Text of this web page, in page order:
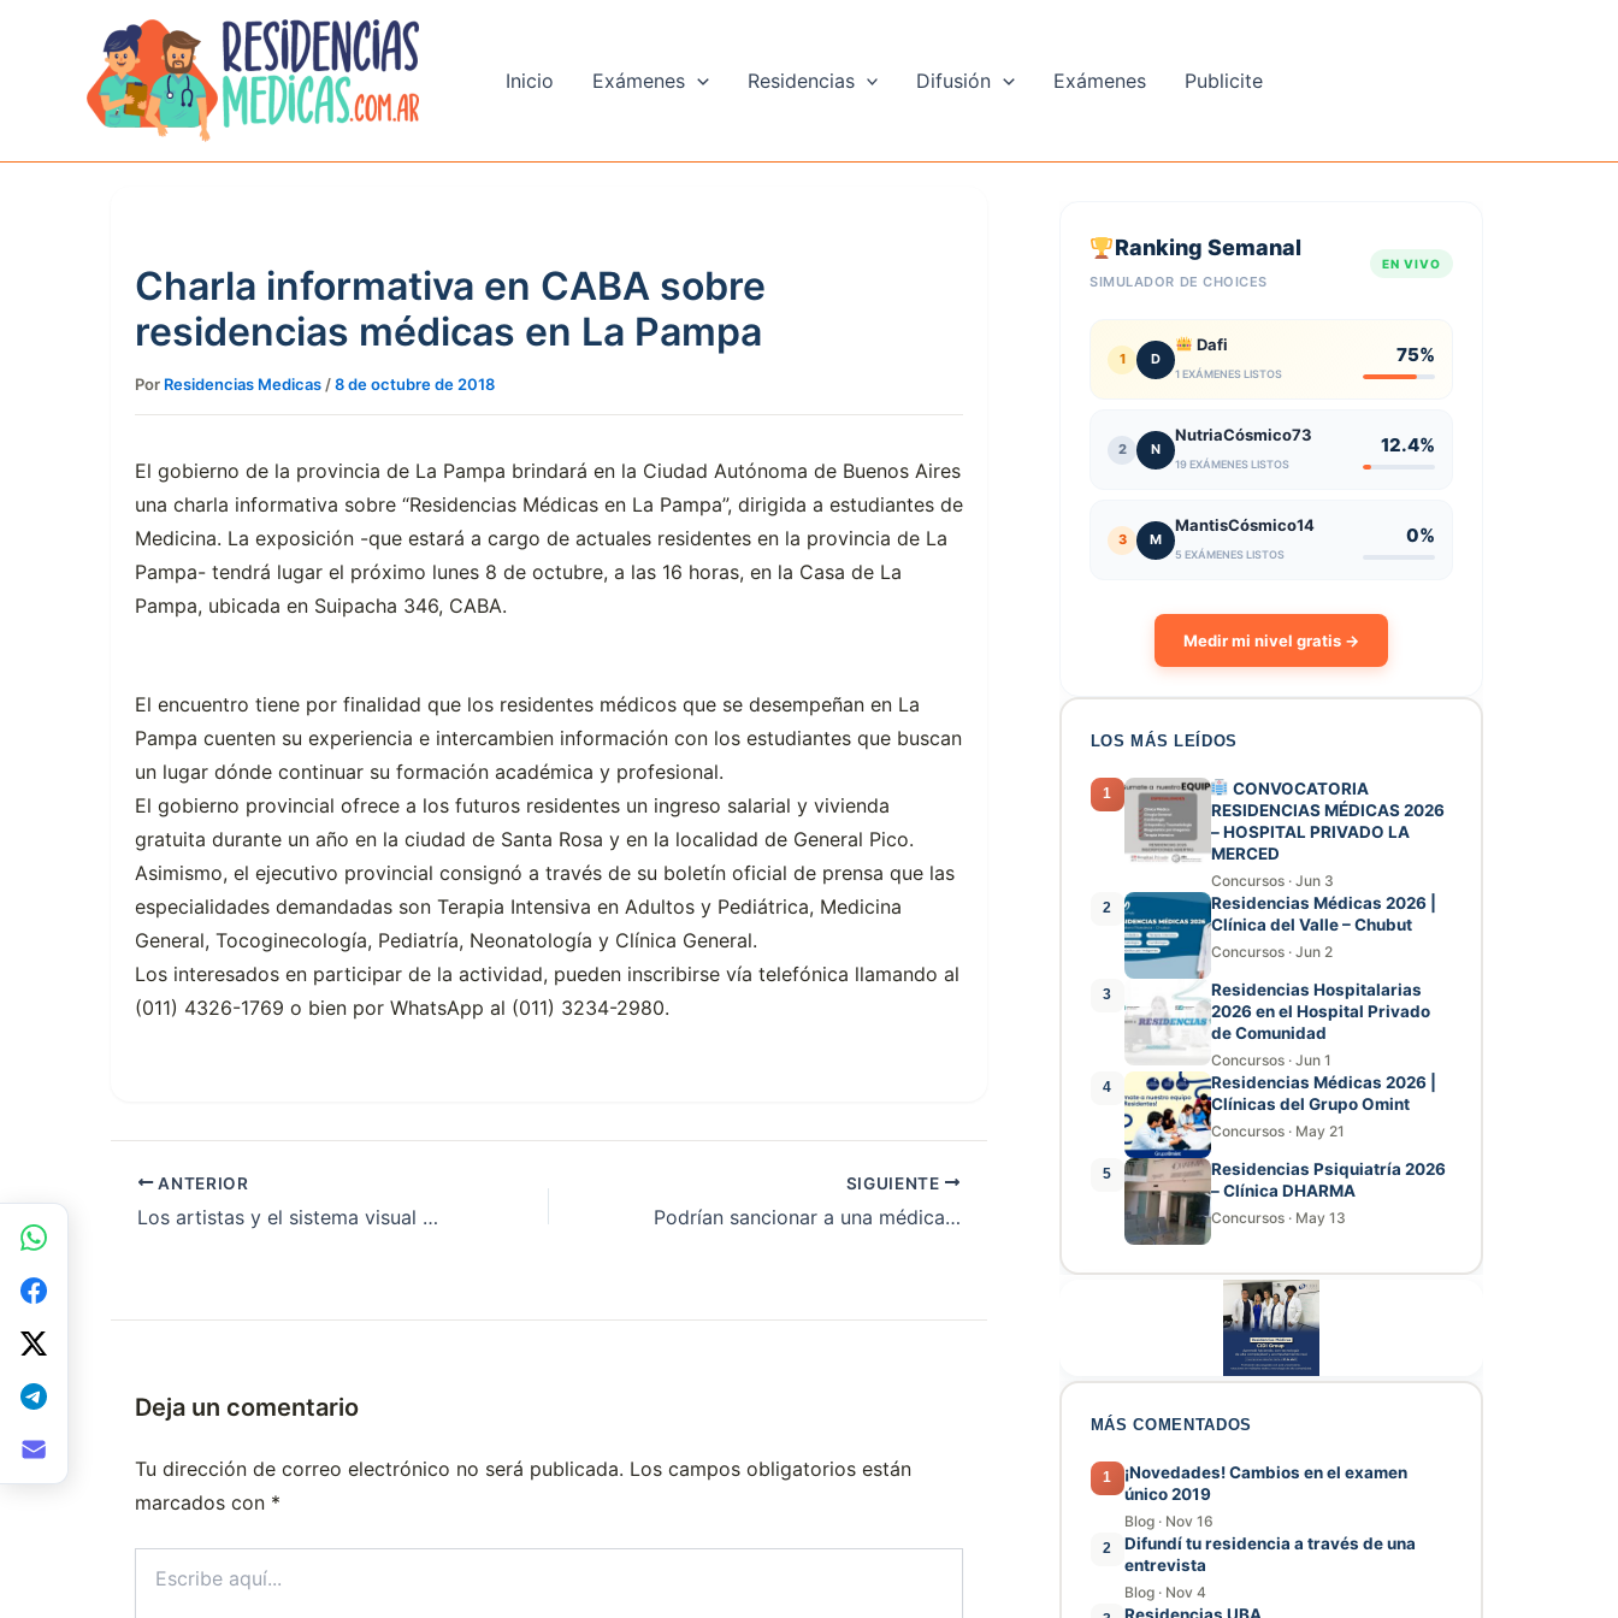
Inicio Exámenes Residencias Difusión Exámenes Publicite
Charla informativa en CABA sobre
residencias médicas en La Pampa
Por Residencias Medicas /8 de octubre de 2018
El gobierno de la provincia de La Pampa brindará en la Ciudad Autónoma de Buenos Aires
una charla informativa sobre “Residencias Médicas en La Pampa”, dirigida a estudiantes de
Medicina. La exposición -que estará a cargo de actuales residentes en la provincia de La
Pampa- tendrá lugar el próximo lunes 8 de octubre, a las 16 horas, en la Casa de La
Pampa, ubicada en Suipacha 346, CABA.
El encuentro tiene por finalidad que los residentes médicos que se desempeñan en La
Pampa cuenten su experiencia e intercambien información con los estudiantes que buscan
un lugar dónde continuar su formación académica y profesional.
El gobierno provincial ofrece a los futuros residentes un ingreso salarial y vivienda
gratuita durante un año en la ciudad de Santa Rosa y en la localidad de General Pico.
Asimismo, el ejecutivo provincial consignó a través de su boletín oficial de prensa que las
especialidades demandadas son Terapia Intensiva en Adultos y Pediátrica, Medicina
General, Tocoginecología, Pediatría, Neonatología y Clínica General.
Los interesados en participar de la actividad, pueden inscribirse vía telefónica llamando al
(011) 4326-1769 o bien por WhatsApp al (011) 3234-2980.
ANTERIOR
Los artistas y el sistema visual humano
SIGUIENTE
Podrían sancionar a una médica residente por una selfie durante su primera cesárea
Deja un comentario
Tu dirección de correo electrónico no será publicada. Los campos obligatorios están
marcados con *
aquí...
Ranking Semanal
SIMULADOR DE CHOICES
EN VIVO
1 D
Dafi
1 EXÁMENES LISTOS
75%
2 N
NutriaCósmico73
19 EXÁMENES LISTOS
12.4%
3 M
MantisCósmico14
5 EXÁMENES LISTOS
0%
Medir mi nivel gratis →
LOS MÁS LEÍDOS
1
CONVOCATORIA
RESIDENCIAS MÉDICAS 2026
– HOSPITAL PRIVADO LA
MERCED
Concursos · Jun 3
2
Residencias Médicas 2026 |
Clínica del Valle – Chubut
Concursos · Jun 2
3
Residencias Hospitalarias
2026 en el Hospital Privado
de Comunidad
Concursos · Jun 1
4
Residencias Médicas 2026 |
Clínicas del Grupo Omint
Concursos · May 21
5
Residencias Psiquiatría 2026
– Clínica DHARMA
Concursos · May 13
MÁS COMENTADOS
1
¡Novedades! Cambios en el examen
único 2019
Blog · Nov 16
2
Difundí tu residencia a través de una
entrevista
Blog · Nov 4
Residencias UBA